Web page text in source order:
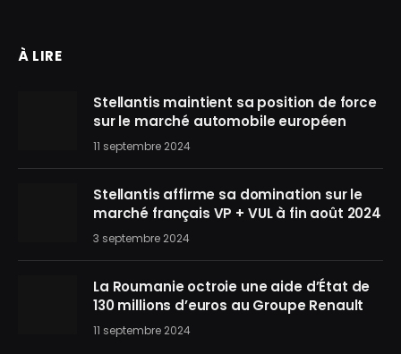
À LIRE
Stellantis maintient sa position de force
sur le marché automobile européen
11 septembre 2024
Stellantis affirme sa domination sur le
marché français VP + VUL à fin août 2024
3 septembre 2024
La Roumanie octroie une aide d’État de
130 millions d’euros au Groupe Renault
11 septembre 2024